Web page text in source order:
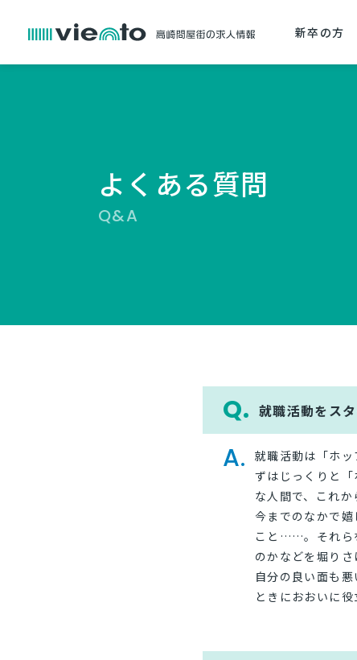
新卒の方
よくある質問
Q&A
就職活動をス
就職活動は「ホ
ずはじっくりと
な人間で、これ
今までのなかで
こと……。それら
のかなどを堀りさ
自分の良い面も
ときにおおいに